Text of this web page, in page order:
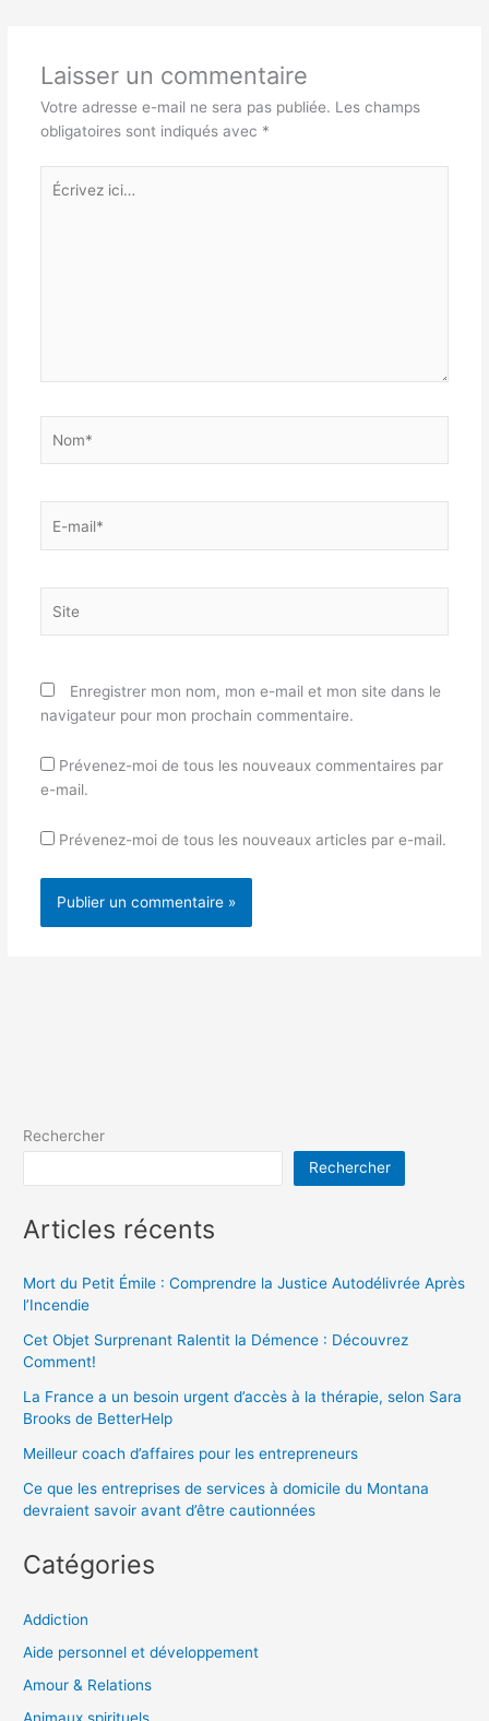
Laisser un commentaire
Votre adresse e-mail ne sera pas publiée. Les champs
obligatoires sont indiqués avec *
Écrivez
ici…
mail*
Enregistrer mon nom, mon e-mail et mon site dans le
navigateur pour mon prochain commentaire.
Prévenez-moi de tous les nouveaux commentaires par
e-mail.
Prévenez-moi de tous les nouveaux articles par e-mail.
Rechercher
Rechercher
Articles récents
Mort du Petit Émile : Comprendre la Justice Autodélivrée Après
l’Incendie
Cet Objet Surprenant Ralentit la Démence : Découvrez
Comment!
La France a un besoin urgent d’accès à la thérapie, selon Sara
Brooks de BetterHelp
Meilleur coach d’affaires pour les entrepreneurs
Ce que les entreprises de services à domicile du Montana
devraient savoir avant d’être cautionnées
Catégories
Addiction
Aide personnel et développement
Amour & Relations